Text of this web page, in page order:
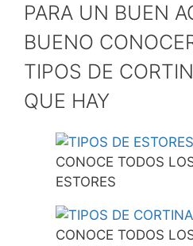
PARA UN BUEN
BUENO
TIPOS DE
QUE HAY
CONOCE TODOS
ESTORES
CONOCE TODOS